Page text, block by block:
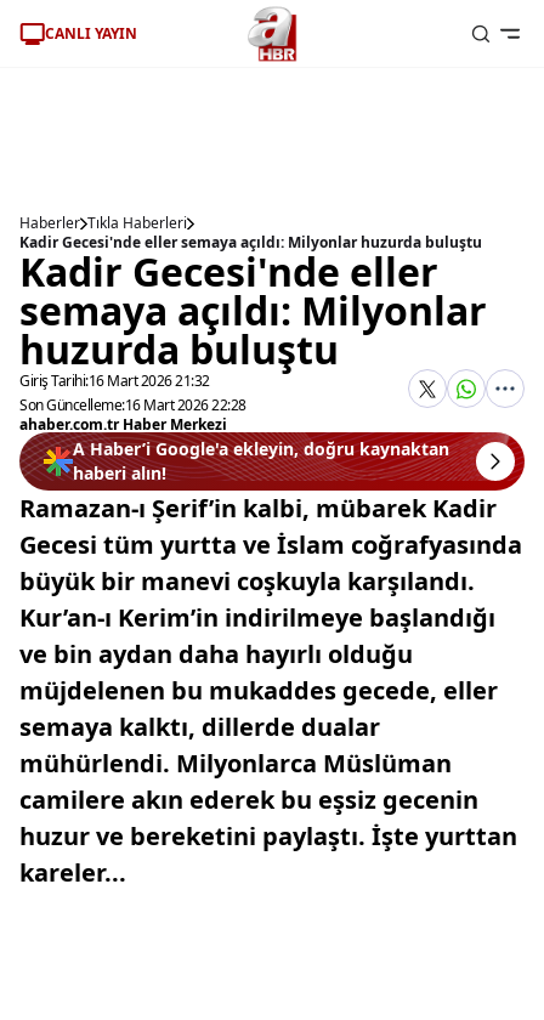
CANLI YAYIN
Haberler Tıkla Haberleri
Kadir Gecesi'nde eller semaya açıldı: Milyonlar huzurda buluştu
Kadir Gecesi'nde eller
semaya açıldı: Milyonlar
huzurda buluştu
Giriş Tarihi:16 Mart 2026 21:32
Son Güncelleme:16 Mart 2026 22:28
ahaber.com.tr Haber Merkezi
A Haber’i Google'a ekleyin, doğru kaynaktan
haberi alın!
Ramazan-ı Şerif’in kalbi, mübarek Kadir
Gecesi tüm yurtta ve İslam coğrafyasında
büyük bir manevi coşkuyla karşılandı.
Kur’an-ı Kerim’in indirilmeye başlandığı
ve bin aydan daha hayırlı olduğu
müjdelenen bu mukaddes gecede, eller
semaya kalktı, dillerde dualar
mühürlendi. Milyonlarca Müslüman
camilere akın ederek bu eşsiz gecenin
huzur ve bereketini paylaştı. İşte yurttan
kareler...